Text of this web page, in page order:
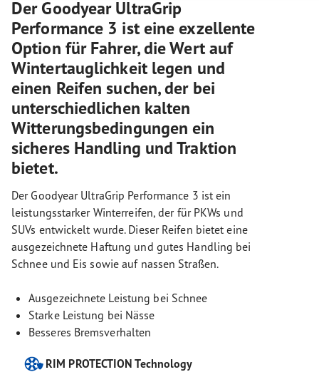
Der Goodyear UltraGrip
Performance 3 ist eine exzellente
Option für Fahrer, die Wert auf
Wintertauglichkeit legen und
einen Reifen suchen, der bei
unterschiedlichen kalten
Witterungsbedingungen ein
sicheres Handling und Traktion
bietet.
Der Goodyear UltraGrip Performance 3 ist ein
leistungsstarker Winterreifen, der für PKWs und
SUVs entwickelt wurde. Dieser Reifen bietet eine
ausgezeichnete Haftung und gutes Handling bei
Schnee und Eis sowie auf nassen Straßen.
Ausgezeichnete Leistung bei Schnee
Starke Leistung bei Nässe
Besseres Bremsverhalten
RIM PROTECTION Technology